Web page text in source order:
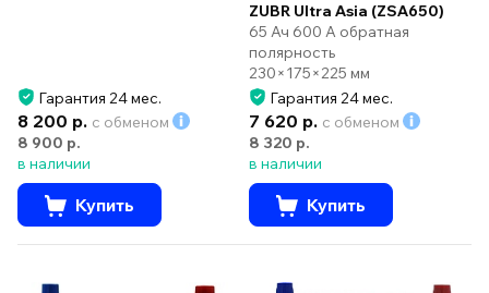
Гарантия 24 мес.
8 200 р. с обменом
8 900 р.
в наличии
Купить
ZUBR Ultra Asia (ZSA650)
65 Ач 600 А обратная
полярность
230×175×225 мм
Гарантия 24 мес.
7 620 р. с обменом
8 320 р.
в наличии
Купить